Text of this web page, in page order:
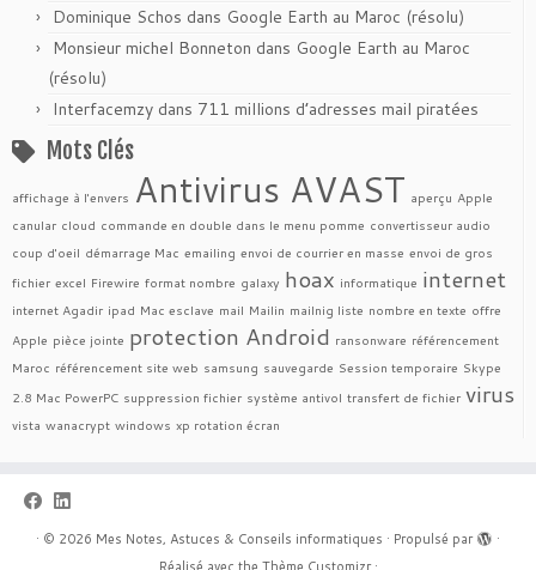
Dominique Schos dans Google Earth au Maroc (résolu)
Monsieur michel Bonneton dans Google Earth au Maroc
(résolu)
Interfacemzy dans 711 millions d’adresses mail piratées
Mots Clés
affichage à l'envers Antivirus AVAST aperçu Apple
canular cloud commande en double dans le menu pomme convertisseur audio
coup d'oeil démarrage Mac emailing envoi de courrier en masse envoi de gros
fichier excel Firewire format nombre galaxy hoax informatique internet
internet Agadir ipad Mac esclave mail Mailin mailnig liste nombre en texte offre
Apple pièce jointe protection Android ransonware référencement
Maroc référencement site web samsung sauvegarde Session temporaire Skype
2.8 Mac PowerPC suppression fichier système antivol transfert de fichier virus
vista wanacrypt windows xp rotation écran
· © 2026 Mes Notes, Astuces & Conseils informatiques · Propulsé par
·